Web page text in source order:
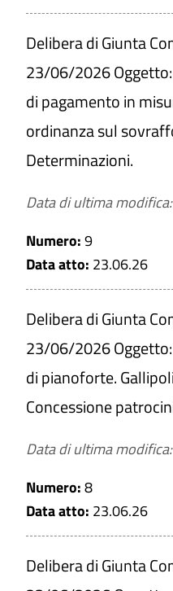
Delibera di Giunta
23/06/2026
di pagamento in
ordinanza sul
Determinazioni.
Data di ultima
Numero:9
Data atto: 23.06.26
Delibera di Giunta
23/06/2026
di pianoforte.
Concessione
Data di ultima
Numero:8
Data atto: 23.06.26
Delibera di Giunta